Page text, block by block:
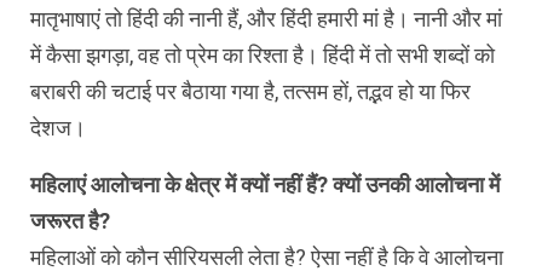
मातृभाषाएं तो हिंदी की नानी हैं, और हिंदी हमारी मां है। नानी और मां
में कैसा झगड़ा, वह तो प्रेम का रिश्ता है। हिंदी में तो सभी शब्दों को
बराबरी की चटाई पर बैठाया गया है, तत्सम हों, तद्भव हो या फिर
देशज।
महिलाएं आलोचना के क्षेत्र में क्यों नहीं हैं? क्यों उनकी आलोचना में
जरूरत है?
महिलाओं को कौन सीरियसली लेता है? ऐसा नहीं है कि वे आलोचना